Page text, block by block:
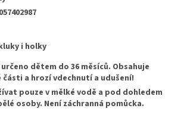
i holky
určeno dětem do 36 měsíců. Obsahuje
části a hrozí vdechnutí a udušení!
pouze v mělké vodě a pod dohledem
osoby. Není záchranná pomůcka.